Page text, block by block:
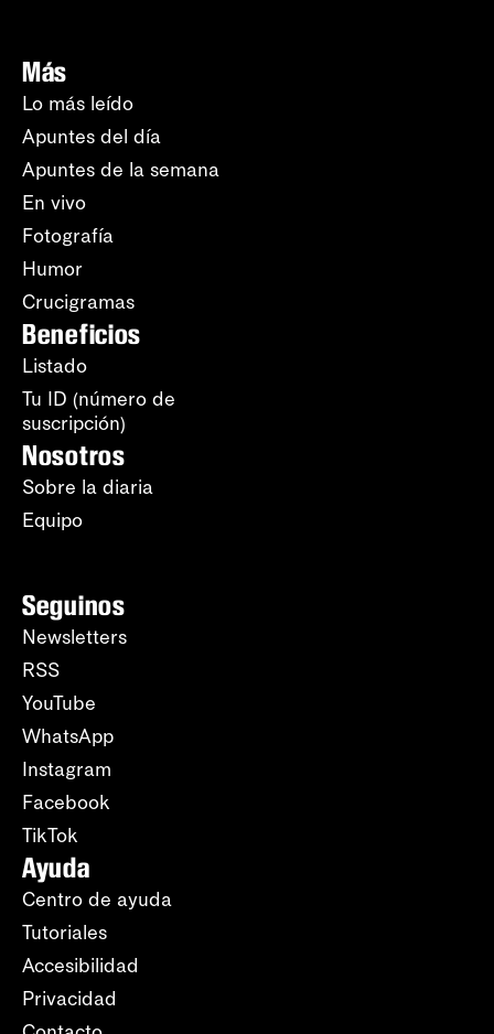
Más
Lo más leído
Apuntes del día
Apuntes de la semana
En vivo
Fotografía
Humor
Crucigramas
Beneficios
Listado
Tu ID (número de
suscripción)
Nosotros
Sobre la diaria
Equipo
Seguinos
Newsletters
RSS
YouTube
WhatsApp
Instagram
Facebook
TikTok
Ayuda
Centro de ayuda
Tutoriales
Accesibilidad
Privacidad